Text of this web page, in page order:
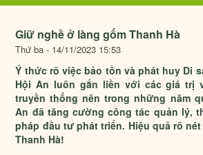
Giữ nghề ở làng gốm Thanh Hà
Thứ ba - 14/11/2023 15:53
Ý thức rõ việc bảo tồn và phát huy Di
Hội An luôn gắn liền với các giá trị
truyền thống nên trong những năm
An đã tăng cường công tác quản lý,
pháp đầu tư phát triển. Hiệu quả rõ
Thanh Hà!